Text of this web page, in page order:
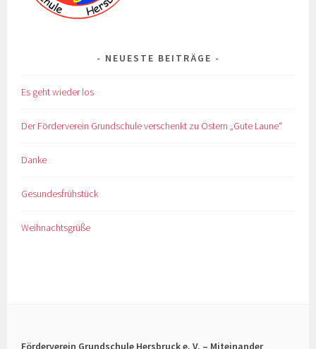
NEUESTE BEITRÄGE
Es geht wieder los
Der Förderverein Grundschule verschenkt zu Ostern „Gute Laune“
Danke
Gesundesfrühstück
Weihnachtsgrüße
Förderverein Grundschule Hersbruck e. V. – Miteinander